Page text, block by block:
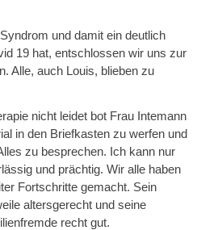
und damit ein deutlich
19 hat, entschlossen wir uns zur
Alle, auch Louis, blieben zu
nicht leidet bot Frau Intemann
in den Briefkasten zu werfen und
zu besprechen. Ich kann nur
und prächtig. Wir alle haben
Fortschritte gemacht. Sein
altersgerecht und seine
recht gut.